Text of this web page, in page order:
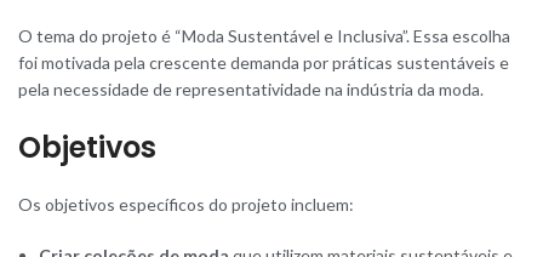
O tema do projeto é “Moda Sustentável e Inclusiva”. Essa escolha
foi motivada pela crescente demanda por práticas sustentáveis e
pela necessidade de representatividade na indústria da moda.
Objetivos
Os objetivos específicos do projeto incluem: